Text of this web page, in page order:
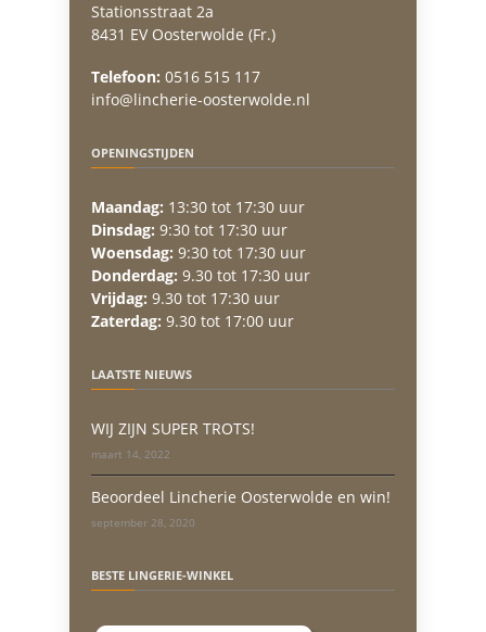
Stationsstraat 2a
8431 EV Oosterwolde (Fr.)
Telefoon: 0516 515 117
info@lincherie-oosterwolde.nl
OPENINGSTIJDEN
Maandag: 13:30 tot 17:30 uur
Dinsdag: 9:30 tot 17:30 uur
Woensdag: 9:30 tot 17:30 uur
Donderdag: 9.30 tot 17:30 uur
Vrijdag: 9.30 tot 17:30 uur
Zaterdag: 9.30 tot 17:00 uur
LAATSTE NIEUWS
WIJ ZIJN SUPER TROTS!
maart 14, 2022
Beoordeel Lincherie Oosterwolde en win!
september 28, 2020
BESTE LINGERIE-WINKEL